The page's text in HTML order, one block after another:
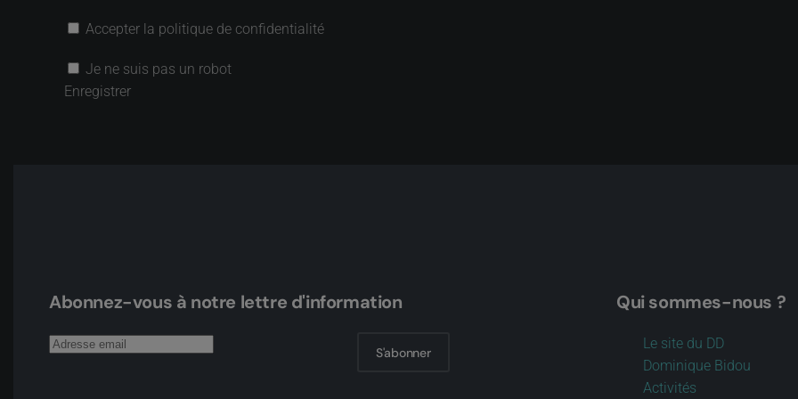
Accepter la politique de confidentialité
Je ne suis pas un robot
Enregistrer
Abonnez-vous à notre lettre d'information
S'abonner
Qui sommes-nous ?
Le site du DD
Dominique Bidou
Activités